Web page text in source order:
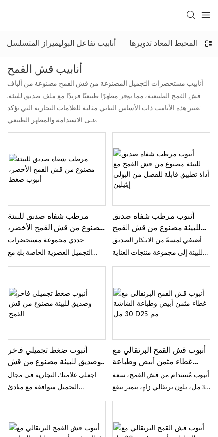
أنابيب تفاعل البوليميراز المتسلسل أنابيب المحيط المعاد تدويرها
أنابيب قش القمح
أنابيب مستحضرات التجميل المصنوعة من قش القمح مصنوعة من ألياف
قش القمح الطبيعية، مما يوفر مظهرًا طبيعيًا فريدًا مع ملف صديق للبيئة.
تعتبر هذه الأنابيب ذات الأساس النباتي مثالية للعلامات التجارية التي تؤكد
على الاستدامة والمظهر الطبيعي.
مرطب شفاه صديق للبيئة
مصنوع من قش القمح الأخضر،
أنبوب ضغط
جددي مجموعة مستحضرات
التجميل العضوية الخاصة بكِ مع
مرطب الشفاه سامبو إكس
يتميز هذا المرطب بتصميمه الأخضر
الفاتح الجذاب، المصنوع من مزيج
مستدام بنسبة 30% من قش القمح،
المرطب بين المسؤولية البيئية
والتطبيق الدقيق والصحي للحصول
على ملمعات شفاه فاخرة
ومرطبات مكثفة.
أنبوب مرطب شفاه صديق
للبيئة مصنوع من قش القمح
مع أداة تطبيق قابلة للفصل من
البولي إيثيلين
أضيفي لمسةً من الابتكار الصديق
للبيئة إلى مجموعة منتجات العناية
بالشفاه مع أنبوب مرطب الشفاه
إكس. يجمع هذا الأنبوب المضغوط
بين مزيج مستدام من قش القمح
بنسبة 30% ورأس تطبيق عملي
البولي إيثيلين، مما يوفر توزيعًا دقيقًا
وصحيًا لملمعات الشفاه العضوية
الفاخرة، ومرطبات الشفاه،
وعلاجات الشفاه المكثفة.
أنبوب ضغط تجميلي فاخر
وصديق للبيئة مصنوع من قش
القمح
اجعلي علامتك التجارية في مجال
التجميل متوافقة مع مبادئ
الاستدامة العصرية باستخدام أنبوب
المصنوع من قش القمح. يتكون هذا
أنبوب قش القمح البرتقالي مع
غطاء مثمن أبيض وطباعة
الشاشة 30 مل D25 مم
أنبوب مُستدام من قش القمح، سعة
30 مل، بلون برتقالي زاهٍ، يتميز ببقع
سوداء طبيعية وتفاصيل مطبوعة
الأنبوب بقطر 25 مم، مع غطاء لولبي